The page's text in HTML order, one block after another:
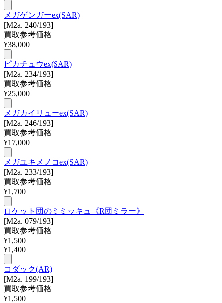
メガゲンガーex(SAR)
[M2a. 240/193]
買取参考価格
¥38,000
ピカチュウex(SAR)
[M2a. 234/193]
買取参考価格
¥25,000
メガカイリューex(SAR)
[M2a. 246/193]
買取参考価格
¥17,000
メガユキメノコex(SAR)
[M2a. 233/193]
買取参考価格
¥1,700
ロケット団のミミッキュ《R団ミラー》
[M2a. 079/193]
買取参考価格
¥1,500
¥1,400
コダック(AR)
[M2a. 199/193]
買取参考価格
¥1,500